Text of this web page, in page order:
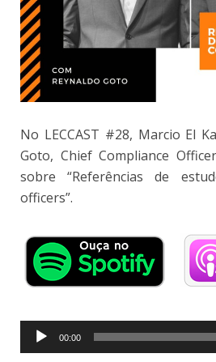
No LECCAST #28, Marcio El
Goto, Chief Compliance
sobre “Referências de
officers”.
Tocador
de
00:00